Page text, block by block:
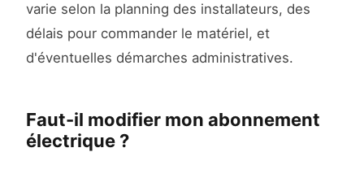
varie selon la planning des installateurs, des
délais pour commander le matériel, et
d'éventuelles démarches administratives.
Faut-il modifier mon abonnement
électrique ?